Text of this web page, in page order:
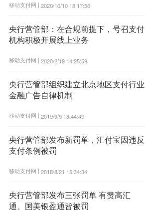
移动支付网 | 2020/10/10 18:17:56
央行营管部：在合规前提下，号召支付
机构积极开展线上业务
移动支付网 | 2020/2/19 14:25:59
央行营管部组织建立北京地区支付行业
金融广告自律机制
移动支付网 | 2019/9/9 18:44:49
央行营管部发布新罚单，汇付宝因违反
支付条例被罚
移动支付网 | 2018/8/21 15:34:34
央行营管部发布三张罚单 有赞高汇
通、国美银盈通皆被罚